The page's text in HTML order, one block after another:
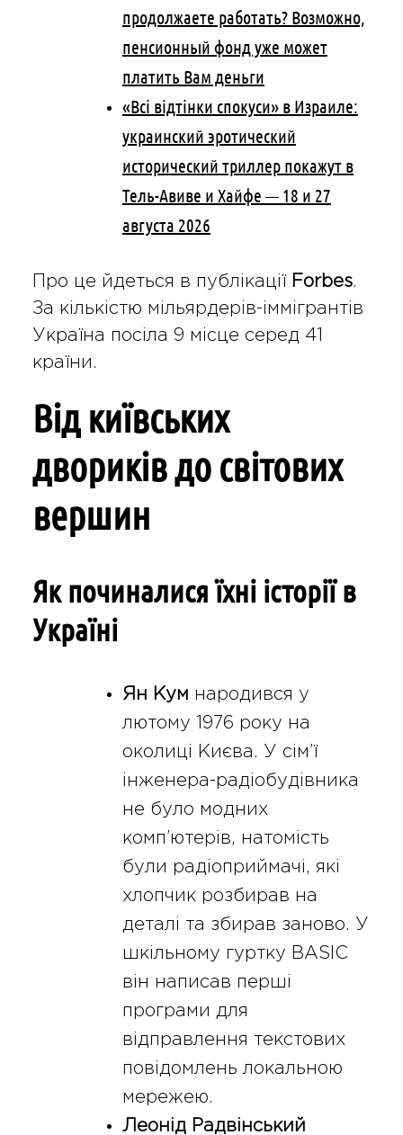
продолжаете работать? Возможно,
пенсионный фонд уже может
платить Вам деньги
«Всі відтінки спокуси» в Израиле:
украинский эротический
исторический триллер покажут в
Тель-Авиве и Хайфе — 18 и 27
августа 2026
Про це йдеться в публікації Forbes.
За кількістю мільярдерів-іммігрантів
Україна посіла 9 місце серед 41
країни.
Від київських
двориків до світових
вершин
Як починалися їхні історії в
Україні
Ян Кум народився у
лютому 1976 року на
околиці Києва. У сім’ї
інженера-радіобудівника
не було модних
комп’ютерів, натомість
були радіоприймачі, які
хлопчик розбирав на
деталі та збирав заново. У
шкільному гуртку BASIC
він написав перші
програми для
відправлення текстових
повідомлень локальною
мережею.
Леонід Радвінський